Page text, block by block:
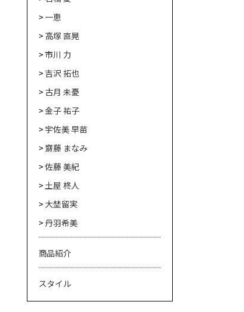
一恵
高塚 直晃
市川 力
吉沢 拓也
古月 未憂
金子 祐子
宇佐美 早苗
齋藤 まなみ
佐藤 美紀
土屋 柊人
大埜留実
丹羽希美
商品紹介
スタイル